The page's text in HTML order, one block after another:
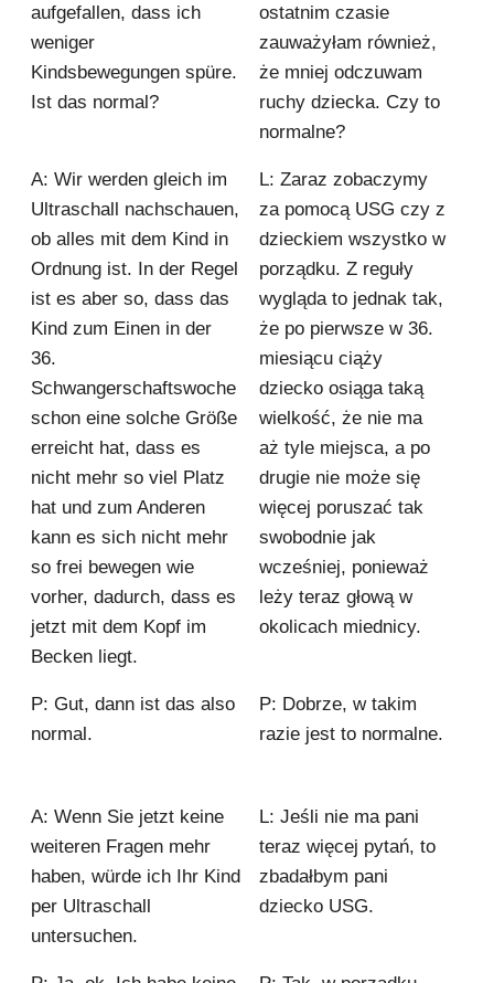
aufgefallen, dass ich
weniger
Kindsbewegungen spüre.
Ist das normal?
ostatnim czasie
zauważyłam również,
że mniej odczuwam
ruchy dziecka. Czy to
normalne?
A: Wir werden gleich im
Ultraschall nachschauen,
ob alles mit dem Kind in
Ordnung ist. In der Regel
ist es aber so, dass das
Kind zum Einen in der
36.
Schwangerschaftswoche
schon eine solche Größe
erreicht hat, dass es
nicht mehr so viel Platz
hat und zum Anderen
kann es sich nicht mehr
so frei bewegen wie
vorher, dadurch, dass es
jetzt mit dem Kopf im
Becken liegt.
L: Zaraz zobaczymy
za pomocą USG czy z
dzieckiem wszystko w
porządku. Z reguły
wygląda to jednak tak,
że po pierwsze w 36.
miesiącu ciąży
dziecko osiąga taką
wielkość, że nie ma
aż tyle miejsca, a po
drugie nie może się
więcej poruszać tak
swobodnie jak
wcześniej, ponieważ
leży teraz głową w
okolicach miednicy.
P: Gut, dann ist das also
normal.
P: Dobrze, w takim
razie jest to normalne.
A: Wenn Sie jetzt keine
weiteren Fragen mehr
haben, würde ich Ihr Kind
per Ultraschall
untersuchen.
L: Jeśli nie ma pani
teraz więcej pytań, to
zbadałbym pani
dziecko USG.